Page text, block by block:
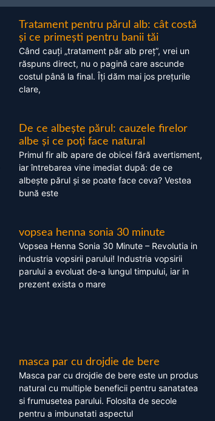
Tratament pentru părul alb: cât costă
și ce primești pentru banii tăi
Când cauți „tratament păr alb preț”, vrei un
răspuns direct, nu o pagină care ascunde
costul până la final. Îți dăm mai jos prețurile
clare,
De ce albește părul: cauzele firelor
albe și ce poți face natural
Primul fir alb apare de obicei fără avertisment,
iar întrebarea vine imediat după: de ce
albește părul și se poate face ceva? Vestea
bună este
vopsea henna sonia 30 minute
Vopsea Henna Sonia 30 Minute – Revolutia in
industria vopsirii parului! Industria vopsirii
parului a evoluat de-a lungul timpului, iar in
prezent exista o mare
masca par cu drojdie de bere
Masca par cu drojdie de bere este un produs
natural cu multiple beneficii pentru sanatatea
si frumusetea parului. Folosita de secole
pentru a imbunatati aspectul